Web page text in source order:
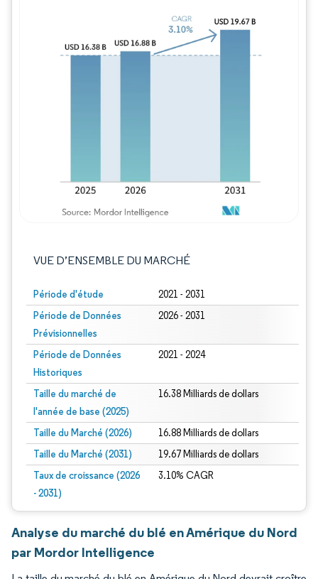
VUE D’ENSEMBLE DU MARCHÉ
Période d'étude 2021 - 2031
Période de Données
Prévisionnelles
2026 - 2031
Période de Données
Historiques
2021 - 2024
Taille du marché de
l'année de base (2025)
16.38 Milliards de dollars
Taille du Marché (2026) 16.88 Milliards de dollars
Taille du Marché (2031) 19.67 Milliards de dollars
Taux de croissance (2026
- 2031)
3.10% CAGR
Analyse du marché du blé en Amérique du Nord
par Mordor Intelligence